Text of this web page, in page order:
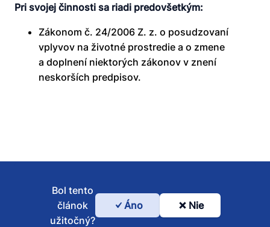
Pri svojej činnosti sa riadi predovšetkým:
Zákonom č. 24/2006 Z. z. o posudzovaní
vplyvov na životné prostredie a o zmene
a doplnení niektorých zákonov v znení
neskorších predpisov.
Bol
Bol tento
článok
užitočný?
Áno Nie